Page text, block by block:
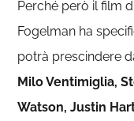
Perché però il film
Fogelman ha
potrà prescindere
Milo Ventimiglia,
Watson, Justin